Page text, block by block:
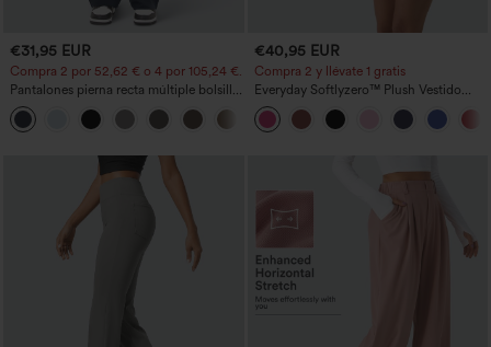
€31,95 EUR
Compra 2 por 52,62 € o 4 por 105,24 €.
Pantalones pierna recta múltiple bolsillo
botón tiro alto
+23
€40,95 EUR
Compra 2 y llévate 1 gratis
Everyday Softlyzero™ Plush Vestido
deportivo sin espalda 2 en 1
acampanado -Wannabe -Easy Peezy